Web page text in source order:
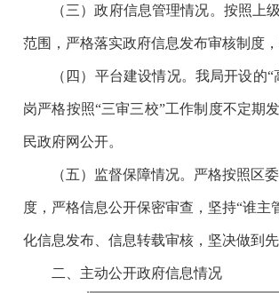
（三）政府信息管理情况。按照上
范围，严格落实政府信息发布审核制度
（四）平台建设情况。我局开设的“
岗严格按照“三审三校”工作制度不定期
民政府网公开。
（五）监督保障情况。严格按照区
度，严格信息公开保密审查，坚持“谁主
化信息发布、信息转载审核，坚决做到
二、主动公开政府信息情况